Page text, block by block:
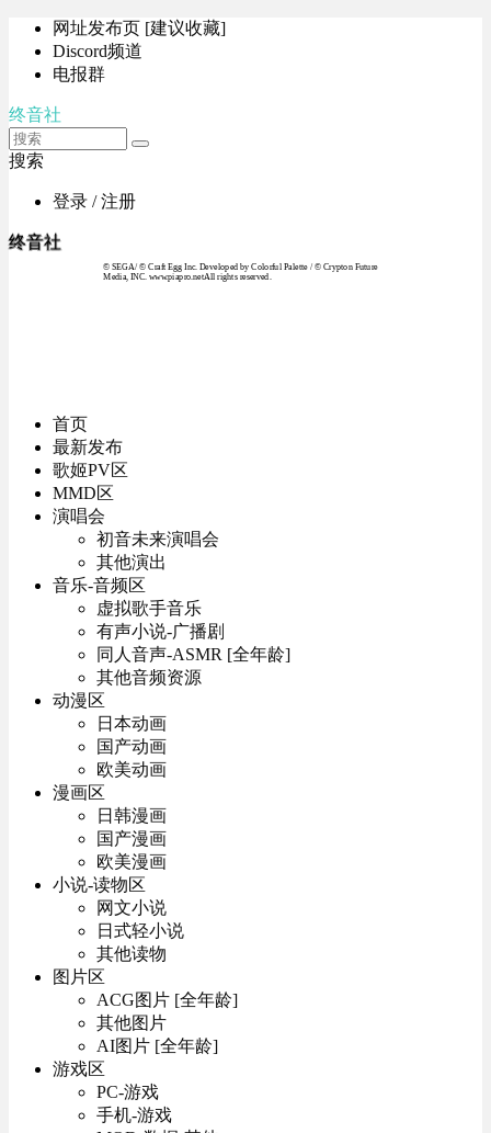
网址发布页 [建议收藏]
Discord频道
电报群
终音社
搜索
登录 / 注册
终音社
© SEGA / © Craft Egg Inc. Developed by Colorful Palette / © Crypton Future
Media, INC. www.piapro.netAll rights reserved.
首页
最新发布
歌姬PV区
MMD区
演唱会
初音未来演唱会
其他演出
音乐-音频区
虚拟歌手音乐
有声小说-广播剧
同人音声-ASMR [全年龄]
其他音频资源
动漫区
日本动画
国产动画
欧美动画
漫画区
日韩漫画
国产漫画
欧美漫画
小说-读物区
网文小说
日式轻小说
其他读物
图片区
ACG图片 [全年龄]
其他图片
AI图片 [全年龄]
游戏区
PC-游戏
手机-游戏